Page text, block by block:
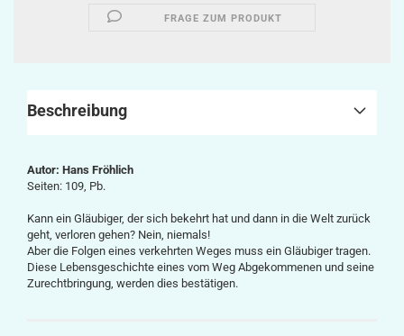
FRAGE ZUM PRODUKT
Beschreibung
Autor: Hans Fröhlich
Seiten: 109, Pb.
Kann ein Gläubiger, der sich bekehrt hat und dann in die Welt zurück
geht, verloren gehen? Nein, niemals!
Aber die Folgen eines verkehrten Weges muss ein Gläubiger tragen.
Diese Lebensgeschichte eines vom Weg Abgekommenen und seine
Zurechtbringung, werden dies bestätigen.